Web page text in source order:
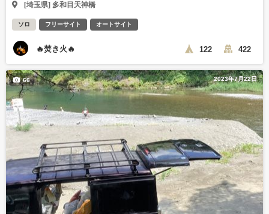
[埼玉県] 多和目天神橋
ソロ フリーサイト オートサイト
🔥焚き火🔥 122 422
2023年7月22日
66